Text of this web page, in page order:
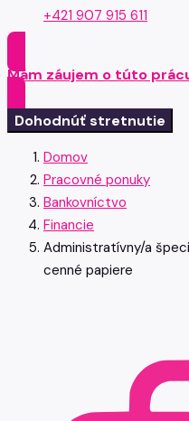
+421 907 915 611
Mám záujem o túto
Dohodnúť stretnutie
Domov
Pracovné ponuky
Bankovníctvo
Financie
Administratívny/a
cenné papiere